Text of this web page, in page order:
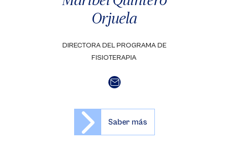
Orjuela
DIRECTORA DEL PROGRAMA DE
FISIOTERAPIA
Saber más